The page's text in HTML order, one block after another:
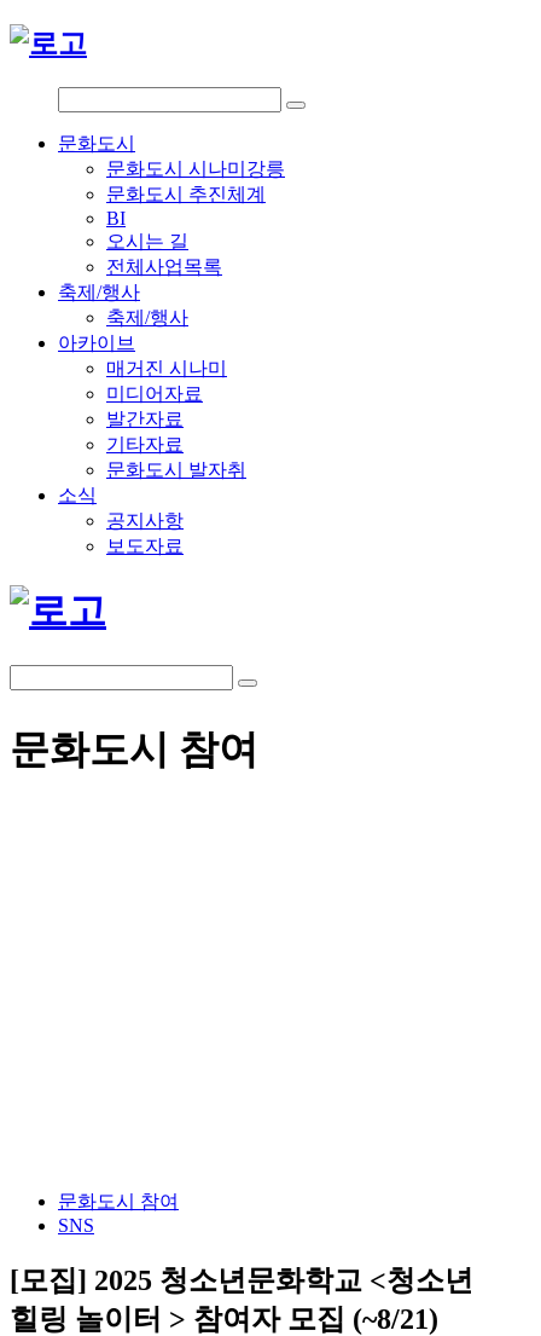
문화도시
문화도시 시나미강릉
문화도시 추진체계
BI
오시는 길
전체사업목록
축제/행사
축제/행사
아카이브
매거진 시나미
미디어자료
발간자료
기타자료
문화도시 발자취
소식
공지사항
보도자료
문화도시 참여
문화도시 참여
SNS
[모집] 2025 청소년문화학교 <청소년
힐링 놀이터 > 참여자 모집 (~8/21)